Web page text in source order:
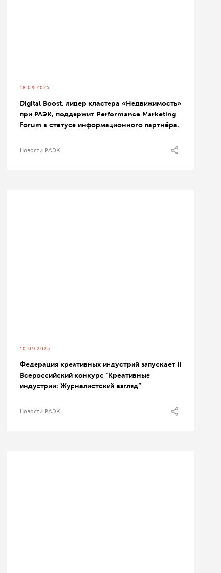
18.09.2025
Digital Boost, лидер кластера «Недвижимость»
при РАЭК, поддержит Performance Marketing
Forum в статусе информационного партнёра.
Новости РАЭК
10.09.2025
Федерация креативных индустрий запускает II
Всероссийский конкурс “Креативные
индустрии: Журналистский взгляд”
Новости РАЭК